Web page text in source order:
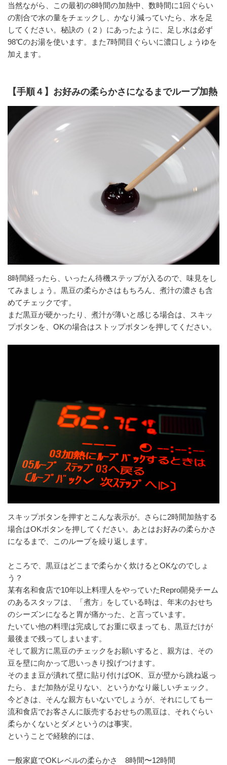
当然ながら、この最初の8時間の加熱中、数時間に1回ぐらい
の割合で水の量をチェックし、かなり減っていたら、水を足
してください。秘訣の（２）にあったように、足し水は必ず
98℃のお湯を使います。また7時間目ぐらいに濃口しょうゆを
加えます。
【手順４】お好みの柔らかさになるまでループ加熱
8時間経ったら、いったん待機ステップが入るので、味見をし
てみましょう。黒豆の柔らかさはもちろん、煮汁の濃さも含
めてチェックです。
まだ黒豆が硬かったり、煮汁が薄いと感じる場合は、スキッ
プボタンを、OKの場合はストップボタンを押してください。
スキップボタンを押すとこんな表示が。さらに2時間加熱する
場合はOKボタンを押してください。あとはお好みの柔らかさ
になるまで、このループを繰り返します。
ところで、黒豆はどこまで柔らかく炊けるとOKなのでしょ
う？
某有名和食店で10年以上料理人をやっていたRepro開発チーム
のあるスタッフは、「煮方」をしている時は、年末のおせち
のシーズンになると胃が痛かった、と言っています。
たいてい他の料理は完成してお重に収まっても、黒豆だけが
最後まで残ってしまいます。
そして親方に黒豆のチェックをお願いすると、親方は、その
豆を壁に向かって思いっきり投げつけます。
そのまま豆が潰れて壁に貼り付けばOK、豆が壁から跳ね返っ
たら、まだ加熱が足りない、というかなり厳しいチェック。
今どきは、そんな親方もいないでしょうが、それにしても一
流和食店でお客さんに販売するおせちの黒豆は、それぐらい
柔らかくないとダメというのは事実。
ということで経験的には、
一般家庭でOKレベルの柔らかさ 8時間〜12時間